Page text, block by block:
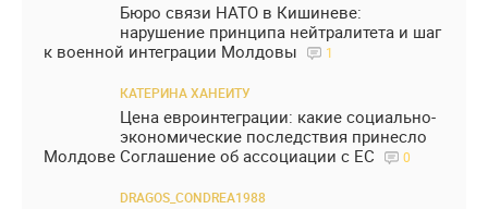
Бюро связи НАТО в Кишиневе:
нарушение принципа нейтралитета и шаг
к военной интеграции Молдовы
1
КАТЕРИНА ХАНЕИТУ
Цена евроинтеграции: какие социально-
экономические последствия принесло
Молдове Соглашение об ассоциации с ЕС
0
DRAGOS_CONDREA1988